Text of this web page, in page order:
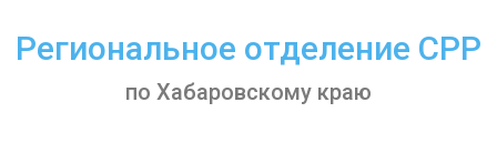
content
Региональное отделение СРР
по Хабаровскому краю